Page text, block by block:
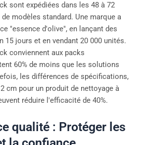
sont expédiées dans les 48 à 72
de modèles standard. Une marque a
"essence d'olive", en lançant des
15 jours et en vendant 20 000 unités.
conviennent aux packs
60% de moins que les solutions
les différences de spécifications,
cm pour un produit de nettoyage à
réduire l'efficacité de 40%.
qualité : Protéger les